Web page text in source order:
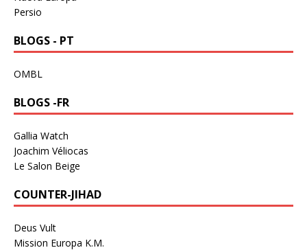
Persio
BLOGS - PT
OMBL
BLOGS -FR
Gallia Watch
Joachim Véliocas
Le Salon Beige
COUNTER-JIHAD
Deus Vult
Mission Europa K.M.